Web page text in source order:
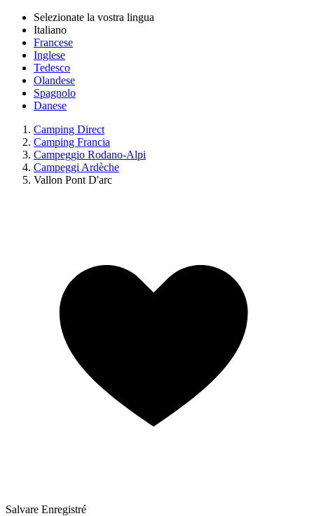
Selezionate la vostra lingua
Italiano
Francese
Inglese
Tedesco
Olandese
Spagnolo
Danese
Camping Direct
Camping Francia
Campeggio Rodano-Alpi
Campeggi Ardèche
Vallon Pont D'arc
Salvare Enregistré